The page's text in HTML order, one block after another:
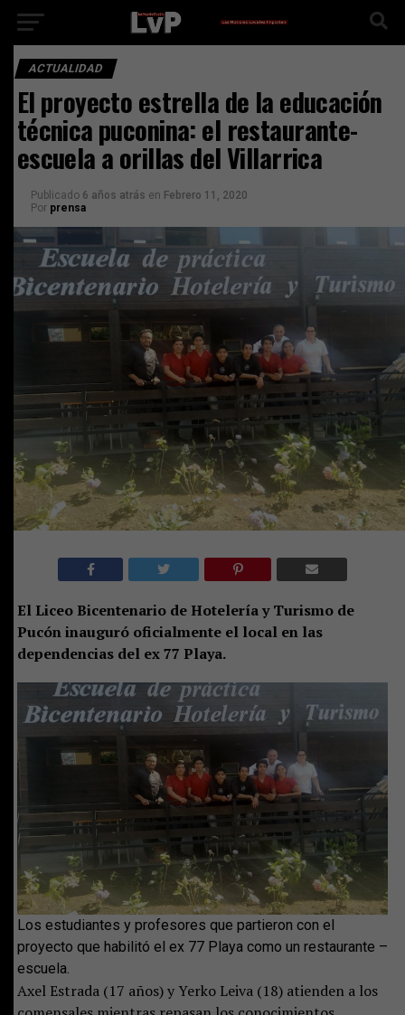
ACTUALIDAD
El proyecto estrella de la educación
técnica puconina: el restaurante-
escuela a orillas del Villarrica
Publicado 6 años atrás en Febrero 11, 2020
Por prensa
El Liceo Bicentenario de Hotelería y Turismo de
Pucón inauguró oficialmente el local en las
dependencias del ex 77 Playa.
Los estudiantes y profesores que partieron con el
proyecto que habilitó el ex 77 Playa como un restaurante –
escuela.
Axel Estrada (17 años) y Yerko Leiva (18) atienden a los